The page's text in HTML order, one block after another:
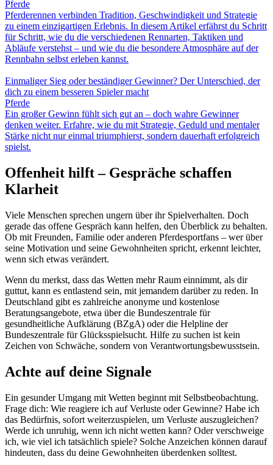
Pferde
Pferderennen verbinden Tradition, Geschwindigkeit und Strategie
zu einem einzigartigen Erlebnis. In diesem Artikel erfährst du Schritt
für Schritt, wie du die verschiedenen Rennarten, Taktiken und
Abläufe verstehst – und wie du die besondere Atmosphäre auf der
Rennbahn selbst erleben kannst.
Einmaliger Sieg oder beständiger Gewinner? Der Unterschied, der
dich zu einem besseren Spieler macht
Pferde
Ein großer Gewinn fühlt sich gut an – doch wahre Gewinner
denken weiter. Erfahre, wie du mit Strategie, Geduld und mentaler
Stärke nicht nur einmal triumphierst, sondern dauerhaft erfolgreich
spielst.
Offenheit hilft – Gespräche schaffen
Klarheit
Viele Menschen sprechen ungern über ihr Spielverhalten. Doch
gerade das offene Gespräch kann helfen, den Überblick zu behalten.
Ob mit Freunden, Familie oder anderen Pferdesportfans – wer über
seine Motivation und seine Gewohnheiten spricht, erkennt leichter,
wenn sich etwas verändert.
Wenn du merkst, dass das Wetten mehr Raum einnimmt, als dir
guttut, kann es entlastend sein, mit jemandem darüber zu reden. In
Deutschland gibt es zahlreiche anonyme und kostenlose
Beratungsangebote, etwa über die Bundeszentrale für
gesundheitliche Aufklärung (BZgA) oder die Helpline der
Bundeszentrale für Glücksspielsucht. Hilfe zu suchen ist kein
Zeichen von Schwäche, sondern von Verantwortungsbewusstsein.
Achte auf deine Signale
Ein gesunder Umgang mit Wetten beginnt mit Selbstbeobachtung.
Frage dich: Wie reagiere ich auf Verluste oder Gewinne? Habe ich
das Bedürfnis, sofort weiterzuspielen, um Verluste auszugleichen?
Werde ich unruhig, wenn ich nicht wetten kann? Oder verschweige
ich, wie viel ich tatsächlich spiele? Solche Anzeichen können darauf
hindeuten, dass du deine Gewohnheiten überdenken solltest.